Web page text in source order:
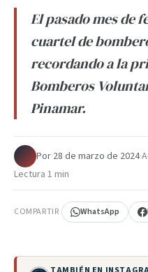
El pasado mes de
cuartel de
recordando a la
Bomberos
Pinamar.
Por·28 de marzo de 2024·
Lectura 1 min
COMPARTIR WhatsApp